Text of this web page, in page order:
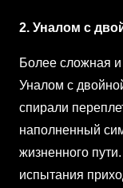
2. Уналом с
Более сложная
Уналом с
спирали
наполненный
жизненного
испытания